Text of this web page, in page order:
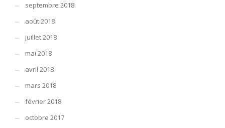
septembre 2018
août 2018
juillet 2018
mai 2018
avril 2018
mars 2018
février 2018
octobre 2017